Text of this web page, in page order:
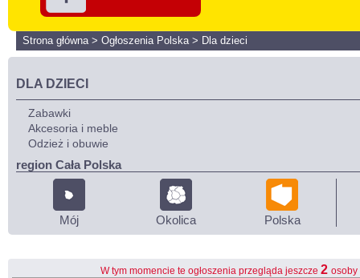
Strona główna> Ogłoszenia Polska> Dla dzieci
DLA DZIECI
Zabawki
Akcesoria i meble
Odzież i obuwie
region Cała Polska
Mój Okolica Polska
W tym momencie te ogłoszenia przegląda jeszcze 2 osoby